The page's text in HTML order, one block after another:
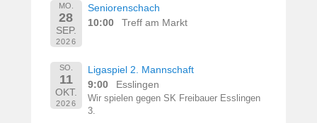
MO.
28
SEP.
2026
Seniorenschach
10:00
Treff am Markt
SO.
11
OKT.
2026
Ligaspiel 2. Mannschaft
9:00
Esslingen
Wir spielen gegen SK Freibauer Esslingen
3.